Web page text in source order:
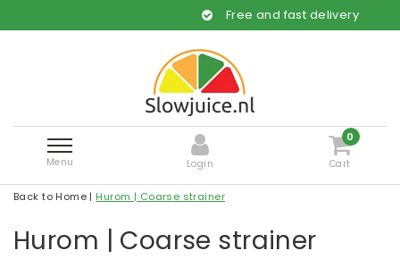
Free and fast delivery
Menu Login
0
Cart
Back to Home | Hurom | Coarse strainer
Hurom | Coarse strainer